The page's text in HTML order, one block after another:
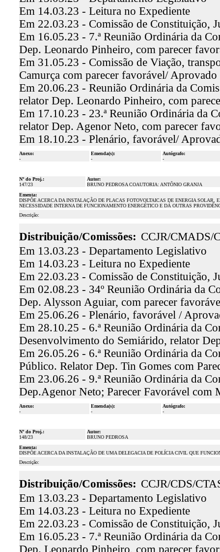
Em 14.03.23 - Leitura no Expediente
Em 22.03.23 - Comissão de Constituição,
Em 16.05.23 - 7.ª Reunião Ordinária da
Dep. Leonardo Pinheiro, com parecer
Em 31.05.23 - Comissão de Viação,
Camurça com parecer favorável/ Aprovado
Em 20.06.23 - Reunião Ordinária da
relator Dep. Leonardo Pinheiro, com
Em 17.10.23 - 23.ª Reunião Ordinária da
relator Dep. Agenor Neto, com parecer
Em 18.10.23 - Plenário, favorável/
Anexo:
-
Emenda(s):
-
Autógrafo:
-
Nº do Proj.:
147/23
Autor:
BRUNO PEDROSA COAUTORIA: ANTÔNIO GRANJA
Ementa:
DISPÕE ACERCA DA INSTALAÇÃO DE PLACAS FOTOVOLTAICAS DE ENERGIA SOLAR,
NECESSIDADE INTERNA DE FUNCIONAMENTO ENERGÉTICO E DÁ OUTRAS
Descrição:
Distribuição/Comissões: CCJR/CMADS/
Em 13.03.23 - Departamento Legislativo
Em 14.03.23 - Leitura no Expediente
Em 22.03.23 - Comissão de Constituição,
Em 02.08.23 - 34º Reunião Ordinária da
Dep. Alysson Aguiar, com parecer
Em 25.06.26 - Plenário, favorável /
Em 28.10.25 - 6.ª Reunião Ordinária da
Desenvolvimento do Semiárido, relator
Em 26.05.26 - 6.ª Reunião Ordinária da
Público. Relator Dep. Tin Gomes com
Em 23.06.26 - 9.ª Reunião Ordinária da
Dep.Agenor Neto; Parecer Favorável com
Anexo:
-
Emenda(s):
-
Autógrafo:
-
Nº do Proj.:
148/23
Autor:
BRUNO PEDROSA
Ementa:
DISPÕE ACERCA DA INSTALAÇÃO DE UMA DELEGACIA DE POLÍCIA CIVIL QUE
Descrição:
Distribuição/Comissões: CCJR/CDS/
Em 13.03.23 - Departamento Legislativo
Em 14.03.23 - Leitura no Expediente
Em 22.03.23 - Comissão de Constituição,
Em 16.05.23 - 7.ª Reunião Ordinária da
Dep. Leonardo Pinheiro, com parecer